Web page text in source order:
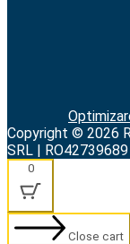
Copyright © 2026
SRL |
0
Close cart